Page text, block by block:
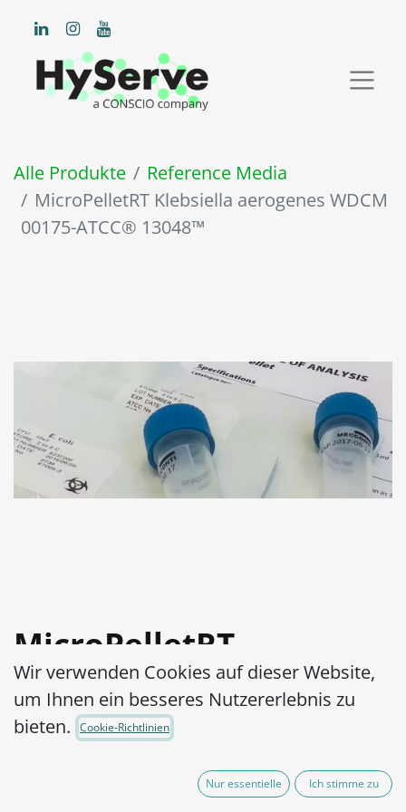
Alle Produkte
Reference Media
MicroPelletRT Klebsiella aerogenes WDCM
00175-ATCC® 13048™
MicroPelletRT
Klebsiella aerogenes
WDCM 00175-ATCC®
MPRTE0010002
Wir verwenden Cookies auf dieser Website,
um Ihnen ein besseres Nutzererlebnis zu
bieten.
Cookie-Richtlinien
Nur essentielle Ich stimme zu